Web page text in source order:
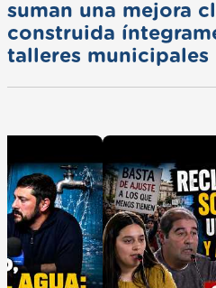
suman una mejora
construida
talleres municipales